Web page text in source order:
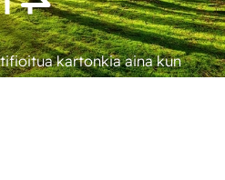
kartonkia aina kun